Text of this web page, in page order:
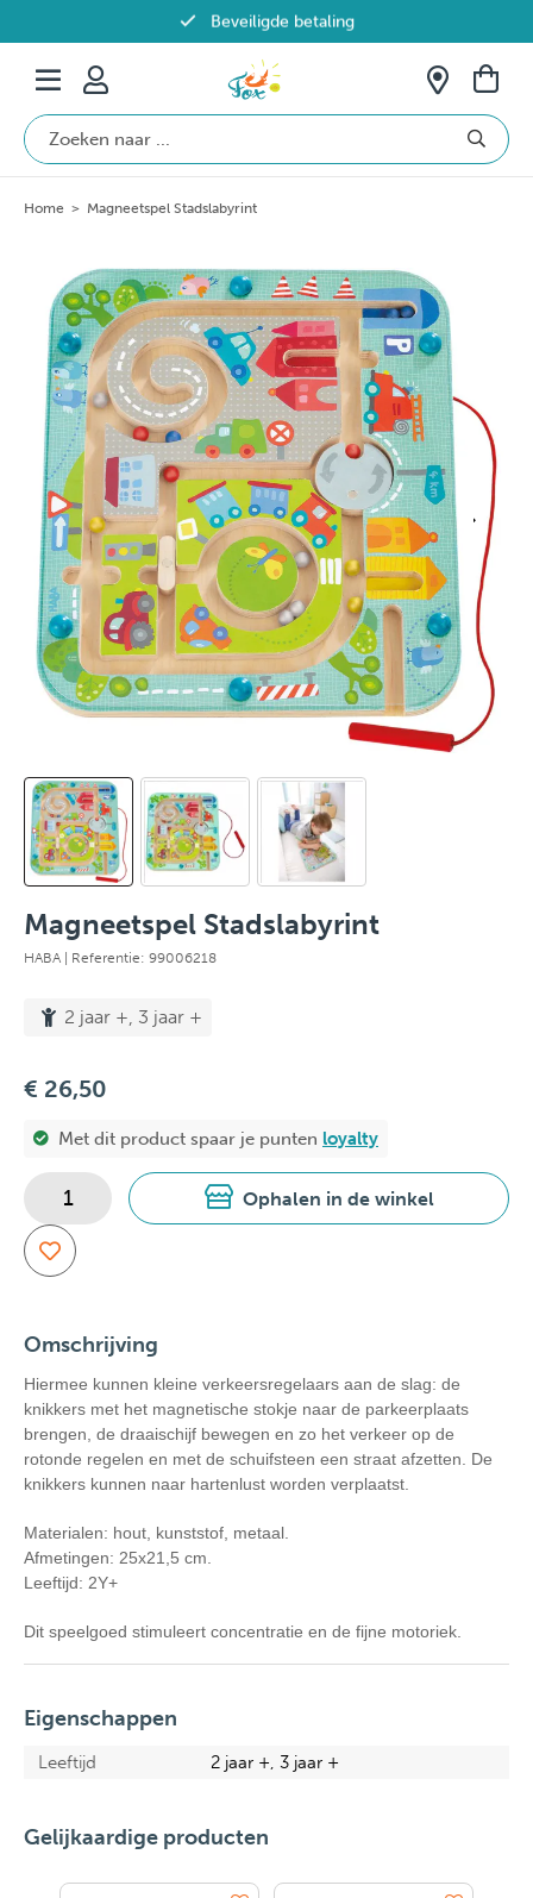
Beveiligde betaling
Gratis verzending vanaf €69 in België
Home > Magneetspel Stadslabyrint
Magneetspel Stadslabyrint
HABA | Referentie: 99006218
2 jaar +, 3 jaar +
€ 26,50
Met dit product spaar je punten loyalty
Ophalen in de winkel
Omschrijving
Hiermee kunnen kleine verkeersregelaars aan de slag: de
knikkers met het magnetische stokje naar de parkeerplaats
brengen, de draaischijf bewegen en zo het verkeer op de
rotonde regelen en met de schuifsteen een straat afzetten. De
knikkers kunnen naar hartenlust worden verplaatst.
Materialen: hout, kunststof, metaal.
Afmetingen: 25x21,5 cm.
Leeftijd: 2Y+
Dit speelgoed stimuleert concentratie en de fijne motoriek.
Eigenschappen
Leeftijd 2 jaar +, 3 jaar +
Gelijkaardige producten